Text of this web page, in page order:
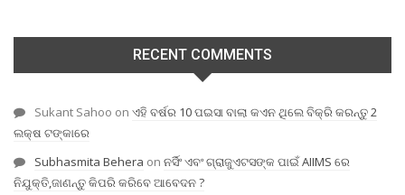
RECENT COMMENTS
Sukant Sahoo on ଏହି ବର୍ଷର 10 ପଇସା ବାଲା କଏନ ଥିଲେ ବିକ୍ରି କରନ୍ତୁ 2
ଲକ୍ଷ ଟଙ୍କାରେ
Subhasmita Behera on ନର୍ସିଂ ଏବଂ ଗ୍ରାଜୁଏଟସଙ୍କ ପାଇଁ AIIMS ରେ
ନିଯୁକ୍ତି,ଜାଣନ୍ତୁ କିପରି କରିବେ ଆବେଦନ ?